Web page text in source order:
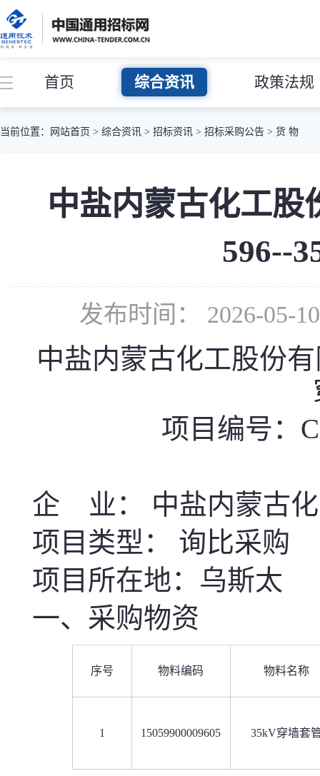
首页 综合资讯 政策法规
当前位置： 网站首页 > 综合资讯 > 招标资讯 > 招标采购公告 > 货 物
中盐内蒙古化工股
596--
发布时间： 2026-05-
中盐内蒙古化工股份
项目编号：
企 业： 中盐内蒙古
项目类型： 询比采购
项目所在地：乌斯太
一、采购物资
序号 物料编码 物料名称
1 15059900009605 35kV穿墙套